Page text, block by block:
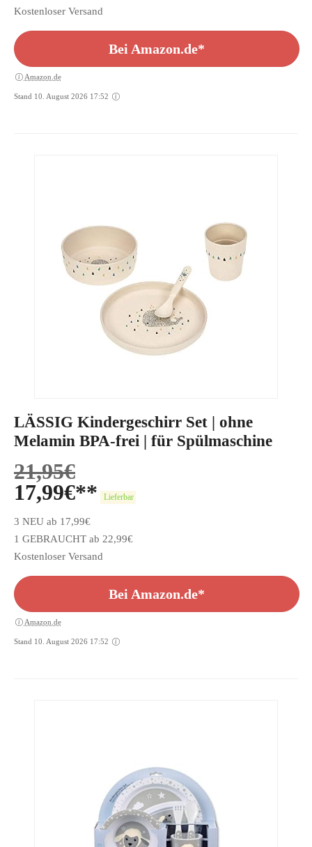
Kostenloser Versand
Bei Amazon.de*
Amazon.de
Stand 10. August 2026 17:52
LÄSSIG Kindergeschirr Set | ohne
Melamin BPA-frei | für Spülmaschine
21,95€
17,99€ Lieferbar
3 NEU ab 17,99€
1 GEBRAUCHT ab 22,99€
Kostenloser Versand
Bei Amazon.de*
Amazon.de
Stand 10. August 2026 17:52